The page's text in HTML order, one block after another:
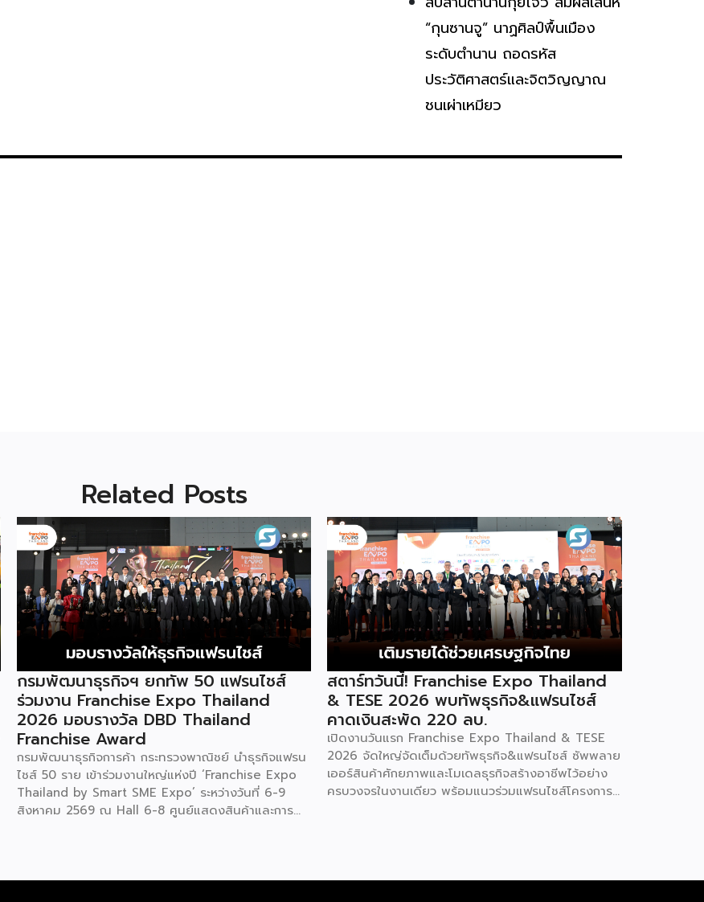
“กุนซานจู” นาฏศิลป์พื้นเมือง
ระดับตำนาน ถอดรหัส
ประวัติศาสตร์และจิตวิญญาณ
ชนเผ่าเหมียว
Related Posts
กรมพัฒนาธุรกิจฯ ยกทัพ 50 แฟรนไชส์
ร่วมงาน Franchise Expo Thailand
2026 มอบรางวัล DBD Thailand
Franchise Award
กรมพัฒนาธุรกิจการค้า กระทรวงพาณิชย์ นำธุรกิจแฟรน
ไชส์ 50 ราย เข้าร่วมงานใหญ่แห่งปี ‘Franchise Expo
Thailand by Smart SME Expo’ ระหว่างวันที่ 6-9
สิงหาคม 2569 ณ Hall 6-8 ศูนย์แสดงสินค้าและการ
รมฯ นายพูนพงษ์ นัยนาภากรณ์ อธิบดีกรมพัฒนา
สตาร์ทวันนี้! Franchise Expo Thailand
& TESE 2026 พบทัพธุรกิจ&แฟรนไชส์
คาดเงินสะพัด 220 ลบ.
เปิดงานวันแรก Franchise Expo Thailand & TESE
2026 จัดใหญ่จัดเต็มด้วยทัพธุรกิจ&แฟรนไชส์ ซัพพลาย
เออร์สินค้าศักยภาพและโมเดลธุรกิจสร้างอาชีพไว้อย่าง
ครบวงจรในงานเดียว พร้อมแนวร่วมแฟรนไชส์โครงการ
ในงานด้วยสินเชื่อ และทำเลทองทั่วประเทศ พร้อมเสวนา